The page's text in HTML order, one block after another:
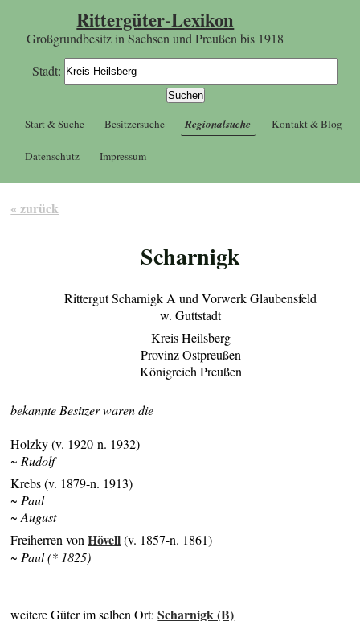
Rittergüter-Lexikon
Großgrundbesitz in Sachsen und Preußen bis 1918
Stadt:
Start & Suche Besitzersuche Regionalsuche Kontakt & Blog
Datenschutz Impressum
« zurück
Scharnigk
Rittergut Scharnigk A und Vorwerk Glaubensfeld
w. Guttstadt
Kreis Heilsberg
Provinz Ostpreußen
Königreich Preußen
bekannte Besitzer waren die
Holzky (v. 1920-n. 1932)
~ Rudolf
Krebs (v. 1879-n. 1913)
~ Paul
~ August
Freiherren vonHövell(v. 1857-n. 1861)
~ Paul (* 1825)
weitere Güter im selben Ort:Scharnigk (B)